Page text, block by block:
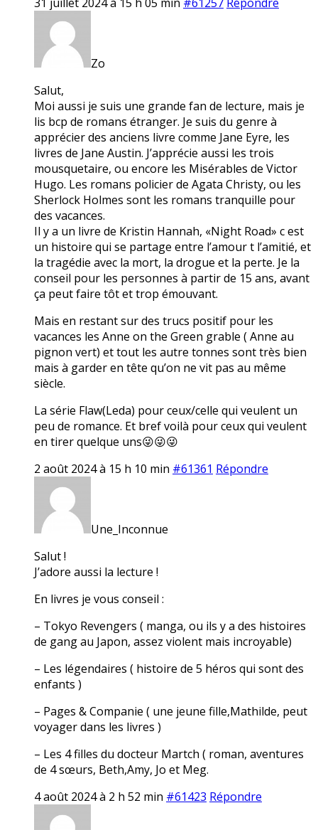
Zo
Salut,
Moi aussi je suis une grande fan de lecture, mais je
lis bcp de romans étranger. Je suis du genre à
apprécier des anciens livre comme Jane Eyre, les
livres de Jane Austin. J’apprécie aussi les trois
mousquetaire, ou encore les Misérables de Victor
Hugo. Les romans policier de Agata Christy, ou les
Sherlock Holmes sont les romans tranquille pour
des vacances.
Il y a un livre de Kristin Hannah, «Night Road» c est
un histoire qui se partage entre l’amour t l’amitié, et
la tragédie avec la mort, la drogue et la perte. Je la
conseil pour les personnes à partir de 15 ans, avant
ça peut faire tôt et trop émouvant.
Mais en restant sur des trucs positif pour les
vacances les Anne on the Green grable ( Anne au
pignon vert) et tout les autre tonnes sont très bien
mais à garder en tête qu’on ne vit pas au même
siècle.
La série Flaw(Leda) pour ceux/celle qui veulent un
peu de romance. Et bref voilà pour ceux qui veulent
en tirer quelque uns😜😜😜
2 août 2024 à 15 h 10 min #61361 Répondre
Une_Inconnue
Salut !
J’adore aussi la lecture !
En livres je vous conseil :
– Tokyo Revengers ( manga, ou ils y a des histoires
de gang au Japon, assez violent mais incroyable)
– Les légendaires ( histoire de 5 héros qui sont des
enfants )
– Pages & Companie ( une jeune fille,Mathilde, peut
voyager dans les livres )
– Les 4 filles du docteur Martch ( roman, aventures
de 4 sœurs, Beth,Amy, Jo et Meg.
4 août 2024 à 2 h 52 min #61423 Répondre